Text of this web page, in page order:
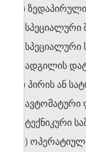
დ)
ე)
ვ)
ზ) ადგილის
თ) პირის ან
ი)
კ) ტექნიკური
ლ)